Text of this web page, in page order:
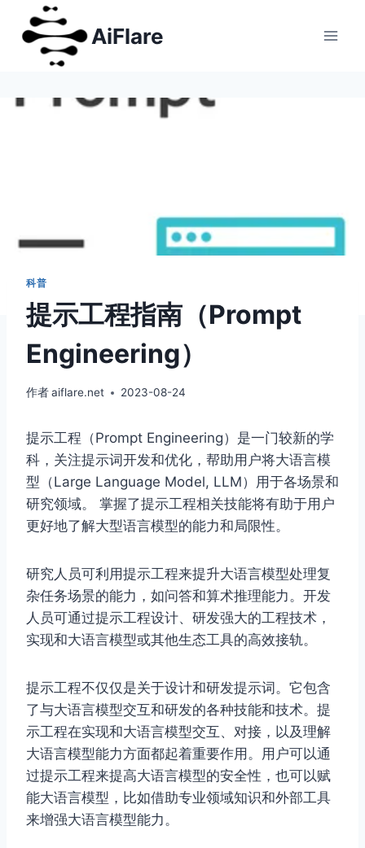
AiFlare
科普
提示工程指南（Prompt
Engineering）
作者aiflare.net 2023-08-24
提示工程（Prompt Engineering）是一门较新的学
科，关注提示词开发和优化，帮助用户将大语言模
型（Large Language Model, LLM）用于各场景和
研究领域。 掌握了提示工程相关技能将有助于用户
更好地了解大型语言模型的能力和局限性。
研究人员可利用提示工程来提升大语言模型处理复
杂任务场景的能力，如问答和算术推理能力。开发
人员可通过提示工程设计、研发强大的工程技术，
实现和大语言模型或其他生态工具的高效接轨。
提示工程不仅仅是关于设计和研发提示词。它包含
了与大语言模型交互和研发的各种技能和技术。提
示工程在实现和大语言模型交互、对接，以及理解
大语言模型能力方面都起着重要作用。用户可以通
过提示工程来提高大语言模型的安全性，也可以赋
能大语言模型，比如借助专业领域知识和外部工具
来增强大语言模型能力。